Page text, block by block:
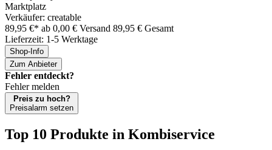
Marktplatz
Verkäufer: creatable
89,95 €* ab 0,00 € Versand 89,95 € Gesamt
Lieferzeit: 1-5 Werktage
Shop-Info
Zum Anbieter
Fehler entdeckt?
Fehler melden
Preis zu hoch?
Preisalarm setzen
Top 10 Produkte in Kombiservice